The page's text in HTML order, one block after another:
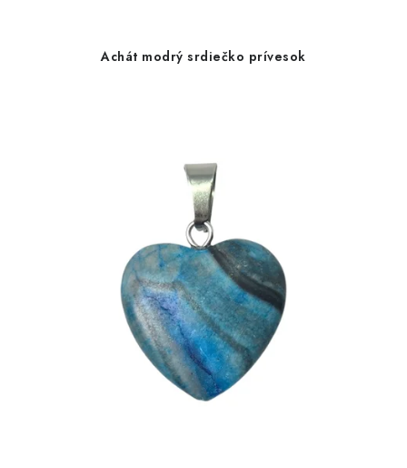
Achát modrý srdiečko prívesok